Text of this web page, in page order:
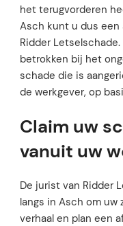
het terugvorderen
Asch kunt u dus een
Ridder
betrokken bij het
schade die is
de werkgever, op
Claim uw
vanuit uw
De jurist van Ridder
langs in Asch om uw
verhaal en plan een